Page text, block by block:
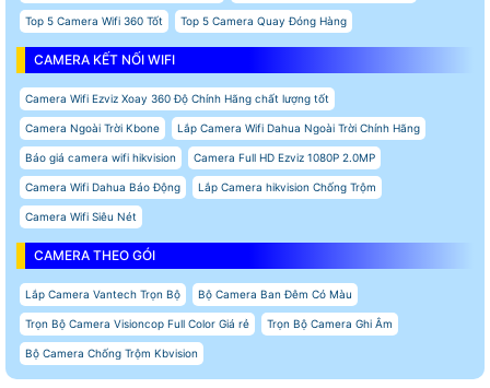
Top 5 Camera Wifi 360 Tốt Top 5 Camera Quay Đóng Hàng
CAMERA KẾT NỐI WIFI
Camera Wifi Ezviz Xoay 360 Độ Chính Hãng chất lượng tốt
Camera Ngoài Trời Kbone Lắp Camera Wifi Dahua Ngoài Trời Chính Hãng
Báo giá camera wifi hikvision Camera Full HD Ezviz 1080P 2.0MP
Camera Wifi Dahua Báo Động Lắp Camera hikvision Chống Trộm
Camera Wifi Siêu Nét
CAMERA THEO GÓI
Lắp Camera Vantech Trọn Bộ Bộ Camera Ban Đêm Có Màu
Trọn Bộ Camera Visioncop Full Color Giá rẻ Trọn Bộ Camera Ghi Âm
Bộ Camera Chống Trộm Kbvision